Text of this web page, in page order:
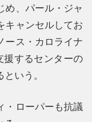
め、パール・ジャ
キャンセルしてお
ース・カロライナ
援するセンターの
いう。
・ローパーも抗議